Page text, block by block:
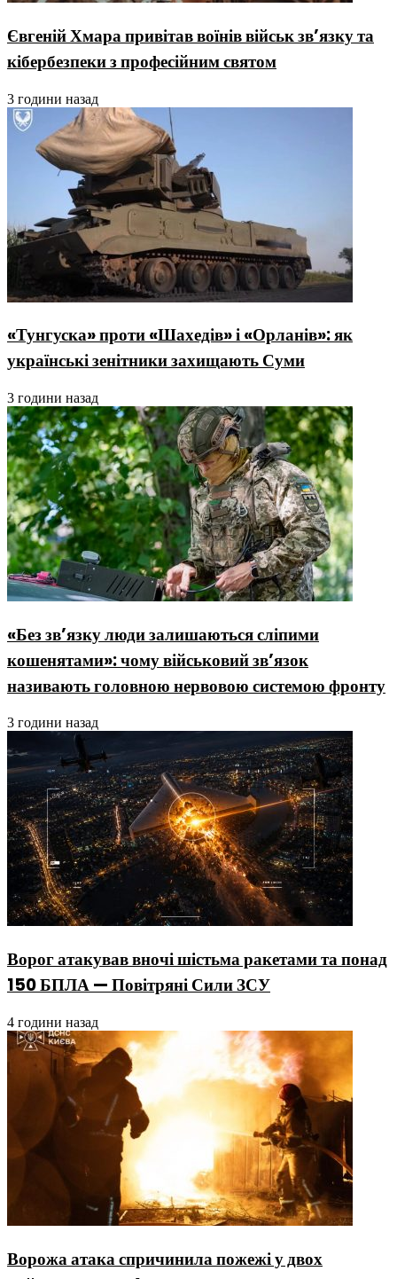
Євгеній Хмара привітав воїнів військ зв’язку та
кібербезпеки з професійним святом
3 години назад
«Тунгуска» проти «Шахедів» і «Орланів»: як
українські зенітники захищають Суми
3 години назад
«Без зв’язку люди залишаються сліпими
кошенятами»: чому військовий зв’язок
називають головною нервовою системою фронту
3 години назад
Ворог атакував вночі шістьма ракетами та понад
150 БПЛА — Повітряні Сили ЗСУ
4 години назад
Ворожа атака спричинила пожежі у двох